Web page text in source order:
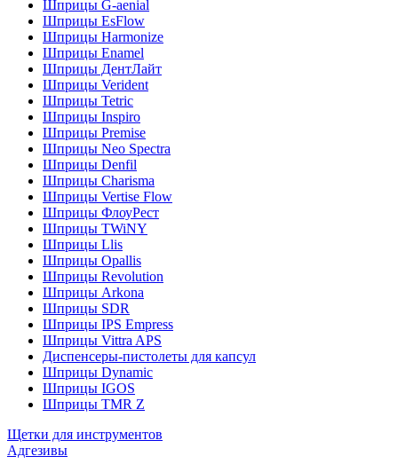
Шприцы G-aenial
Шприцы EsFlow
Шприцы Harmonize
Шприцы Enamel
Шприцы ДентЛайт
Шприцы Verident
Шприцы Tetric
Шприцы Inspiro
Шприцы Premise
Шприцы Neo Spectra
Шприцы Denfil
Шприцы Charisma
Шприцы Vertise Flow
Шприцы ФлоуРест
Шприцы TWiNY
Шприцы Llis
Шприцы Opallis
Шприцы Revolution
Шприцы Arkona
Шприцы SDR
Шприцы IPS Empress
Шприцы Vittra APS
Диспенсеры-пистолеты для капсул
Шприцы Dynamic
Шприцы IGOS
Шприцы TMR Z
Щетки для инструментов
Адгезивы